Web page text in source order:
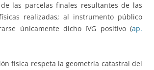
las parcelas finales resultantes de las
realizadas; al instrumento público
únicamente dicho IVG positivo (ap.
física respeta la geometría catastral del